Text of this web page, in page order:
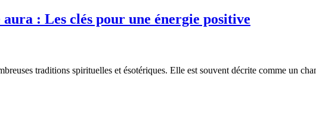
: Les clés pour une énergie positive
traditions spirituelles et ésotériques. Elle est souvent décrite comme un